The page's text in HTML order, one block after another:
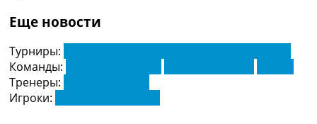
Правила
Коллективный прогноз
Турниры
Чемпионат Мира
Украина. Премьер-Лига
Украина. Первая Лига
Еще новости
Турниры:
Команды:
Тренеры:
Игроки: